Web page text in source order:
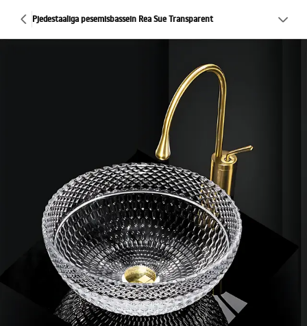
Pjedestaaliga pesemisbassein Rea Sue Transparent